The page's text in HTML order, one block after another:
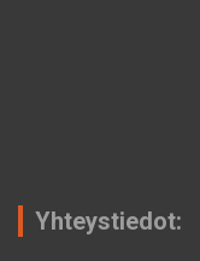
Yhteystiedot: